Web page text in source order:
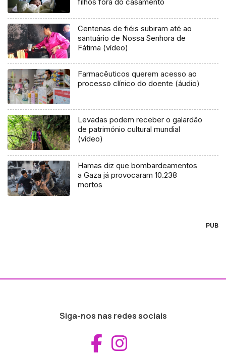
Centenas de fiéis subiram até ao
santuário de Nossa Senhora de
Fátima (vídeo)
Farmacêuticos querem acesso ao
processo clínico do doente (áudio)
Levadas podem receber o galardão
de património cultural mundial
(vídeo)
Hamas diz que bombardeamentos
a Gaza já provocaram 10.238
mortos
PUB
Siga-nos nas redes sociais
Aceder ao